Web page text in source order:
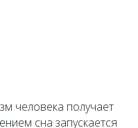
человека получает
сна запускается